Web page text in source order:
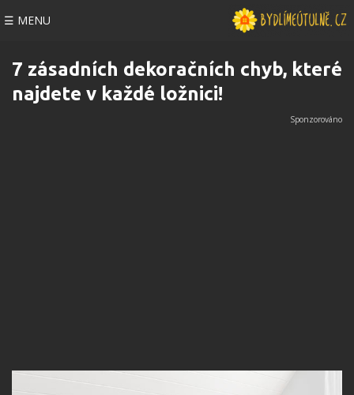
☰ MENU
7 zásadních dekoračních chyb, které
najdete v každé ložnici!